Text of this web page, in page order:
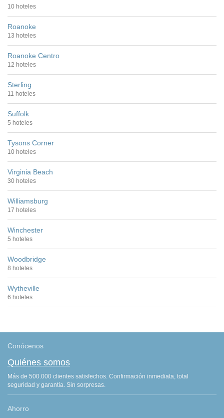
10 hoteles
Roanoke
13 hoteles
Roanoke Centro
12 hoteles
Sterling
11 hoteles
Suffolk
5 hoteles
Tysons Corner
10 hoteles
Virginia Beach
30 hoteles
Williamsburg
17 hoteles
Winchester
5 hoteles
Woodbridge
8 hoteles
Wytheville
6 hoteles
Conócenos
Quiénes somos
Más de 500.000 clientes satisfechos. Confirmación inmediata, total
seguridad y garantía. Sin sorpresas.
Ahorro